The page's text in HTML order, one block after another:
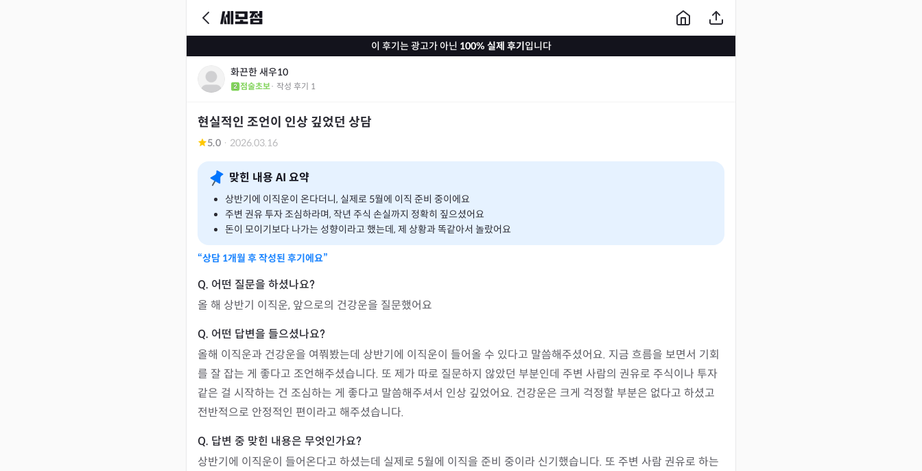
이 후기는 광고가 아닌 100% 실제 후기입니다
화끈한 새우10
점술초보· 작성 후기 1
현실적인 조언이 인상 깊었던 상담
5.0 · 2026.03.16
맞힌 내용 AI 요약
상반기에 이직운이 온다더니, 실제로 5월에 이직 준비 중이에요
주변 권유 투자 조심하라며, 작년 주식 손실까지 정확히 짚으셨어요
돈이 모이기보다 나가는 성향이라고 했는데, 제 상황과 똑같아서 놀랐어요
“상담 1개월 후 작성된 후기에요”
올 해 상반기 이직운, 앞으로의 건강운을 질문했어요
올해 이직운과 건강운을 여쭤봤는데 상반기에 이직운이 들어올 수 있다고 말씀해주셨어요. 지금 흐름을 보면서 기회
를 잘 잡는 게 좋다고 조언해주셨습니다. 또 제가 따로 질문하지 않았던 부분인데 주변 사람의 권유로 주식이나 투자
같은 걸 시작하는 건 조심하는 게 좋다고 말씀해주셔서 인상 깊었어요. 건강운은 크게 걱정할 부분은 없다고 하셨고
전반적으로 안정적인 편이라고 해주셨습니다.
상반기에 이직운이 들어온다고 하셨는데 실제로 5월에 이직을 준비 중이라 신기했습니다. 또 주변 사람 권유로 하는